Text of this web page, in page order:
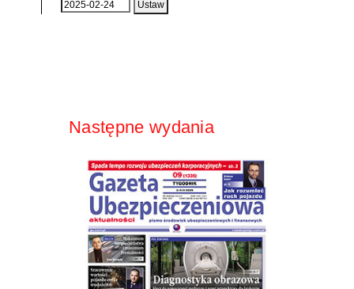
Następne wydania